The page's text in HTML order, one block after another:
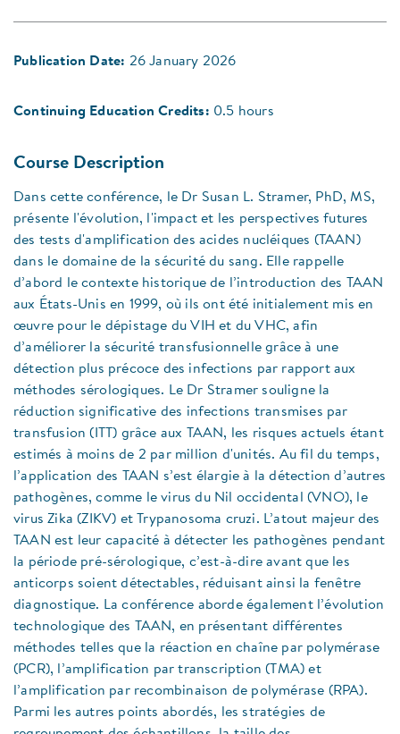
Publication Date: 26 January 2026
Continuing Education Credits: 0.5 hours
Course Description
Dans cette conférence, le Dr Susan L. Stramer, PhD, MS,
présente l'évolution, l'impact et les perspectives futures
des tests d'amplification des acides nucléiques (TAAN)
dans le domaine de la sécurité du sang. Elle rappelle
d’abord le contexte historique de l’introduction des TAAN
aux États-Unis en 1999, où ils ont été initialement mis en
œuvre pour le dépistage du VIH et du VHC, afin
d’améliorer la sécurité transfusionnelle grâce à une
détection plus précoce des infections par rapport aux
méthodes sérologiques. Le Dr Stramer souligne la
réduction significative des infections transmises par
transfusion (ITT) grâce aux TAAN, les risques actuels étant
estimés à moins de 2 par million d'unités. Au fil du temps,
l’application des TAAN s’est élargie à la détection d’autres
pathogènes, comme le virus du Nil occidental (VNO), le
virus Zika (ZIKV) et Trypanosoma cruzi. L’atout majeur des
TAAN est leur capacité à détecter les pathogènes pendant
la période pré-sérologique, c’est-à-dire avant que les
anticorps soient détectables, réduisant ainsi la fenêtre
diagnostique. La conférence aborde également l’évolution
technologique des TAAN, en présentant différentes
méthodes telles que la réaction en chaîne par polymérase
(PCR), l’amplification par transcription (TMA) et
l’amplification par recombinaison de polymérase (RPA).
Parmi les autres points abordés, les stratégies de